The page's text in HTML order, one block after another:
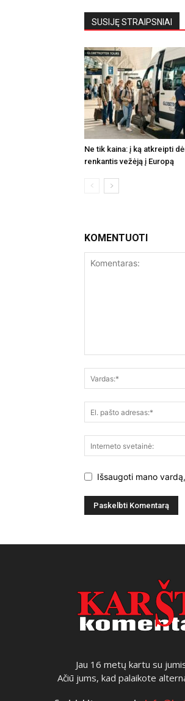
SUSIJĘ STRAIPSNIAI
Ne tik kaina: į ką atkreipti
renkantis vežėją į Europą
KOMENTUOTI
Išsaugoti mano
Jau 16 metų kartu su
Ačiū jums, kad palaikote